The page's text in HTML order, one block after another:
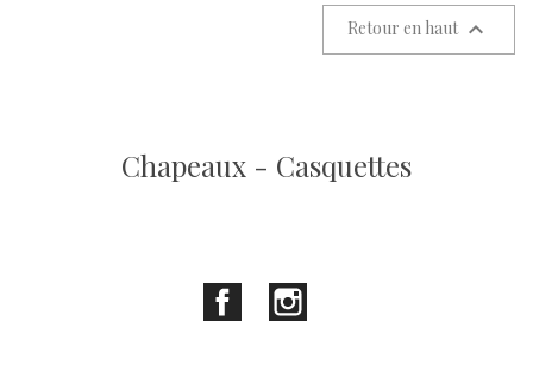
Chapeaux - Casquettes
Retour en haut 
Facebook